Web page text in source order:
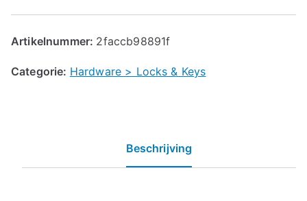
Artikelnummer: 2faccb98891f
Categorie: Hardware > Locks & Keys
Beschrijving